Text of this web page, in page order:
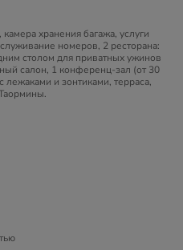
хранения багажа, услуги
номеров, 2 ресторана:
столом для приватных ужинов
салон, 1 конференц-зал (от 30
и зонтиками, терраса,